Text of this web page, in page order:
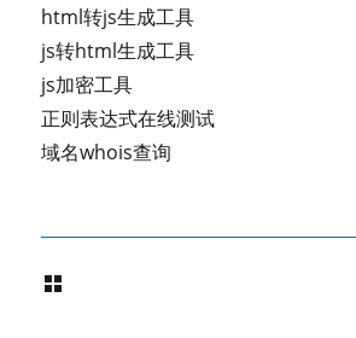
html转js生成工具
js转html生成工具
js加密工具
正则表达式在线测试
域名whois查询